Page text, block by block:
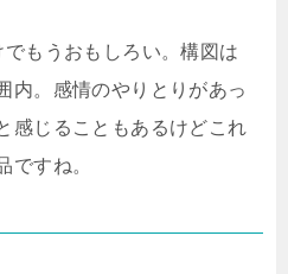
もうおもしろい。構図は
内。感情のやりとりがあっ
感じることもあるけどこれ
ですね。